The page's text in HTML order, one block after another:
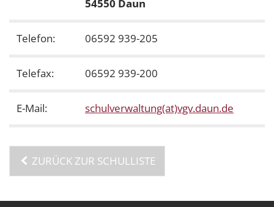
54550 Daun
Telefon: 06592 939-205
Telefax: 06592 939-200
E-Mail: schulverwaltung(at)vgv.daun.de
ZURÜCK ZUR SCHULLISTE